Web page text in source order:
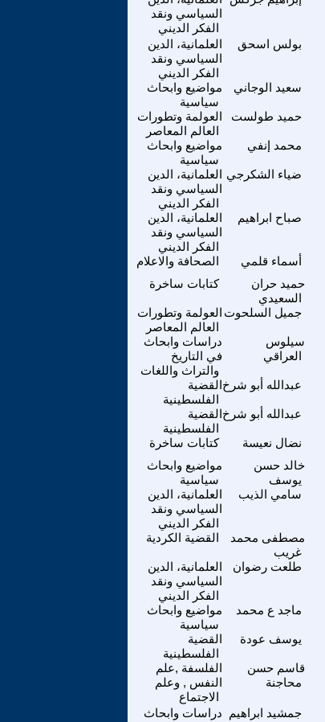
السياسي ونقد
الفكر الديني
العلمانية، الدين
السياسي ونقد
الفكر الديني
بولس اسحق
مواضيع وابحاث
سياسية
سعيد الوجاني
العولمة وتطورات
العالم المعاصر
حميد طولست
مواضيع وابحاث
سياسية
محمد إنفي
العلمانية، الدين
السياسي ونقد
الفكر الديني
ضياء الشكرجي
العلمانية، الدين
السياسي ونقد
الفكر الديني
صباح ابراهيم
الصحافة والاعلام أسماء قلمي
كتابات ساخرة
حميد حران
السعيدي
العولمة وتطورات
العالم المعاصر
جميل السلحوت
دراسات وابحاث
في التاريخ
والتراث واللغات
سيلوس
العراقي
القضية
الفلسطينية
عبدالله أبو شرخ
القضية
الفلسطينية
عبدالله أبو شرخ
كتابات ساخرة نضال نعيسة
مواضيع وابحاث
سياسية
خالد حسن
يوسف
العلمانية، الدين
السياسي ونقد
الفكر الديني
سامي الذيب
القضية الكردية
مصطفى محمد
غريب
العلمانية، الدين
السياسي ونقد
الفكر الديني
طلعت رضوان
مواضيع وابحاث
سياسية
ماجد ع محمد
القضية
الفلسطينية
يوسف عودة
الفلسفة ,علم
النفس , وعلم
الاجتماع
قاسم حسن
محاجنة
دراسات وابحاث
جمشيد ابراهيم